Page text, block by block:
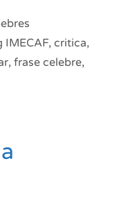
IMECAF, critica,
, frase celebre,